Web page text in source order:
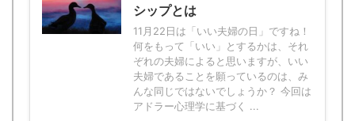
シップとは
11月22日は「いい夫婦の日」ですね！
何をもって「いい」とするかは、それ
ぞれの夫婦によると思いますが、いい
夫婦であることを願っているのは、み
んな同じではないでしょうか？ 今回は
アドラー心理学に基づく ...